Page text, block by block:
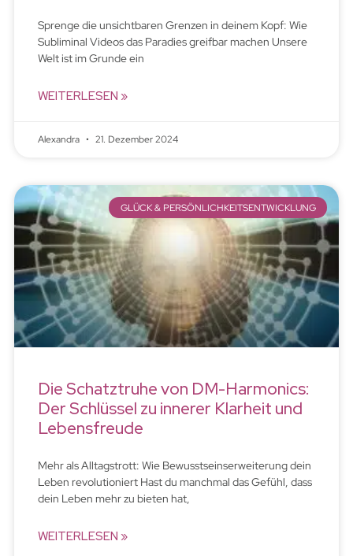
Sprenge die unsichtbaren Grenzen in deinem Kopf: Wie
Subliminal Videos das Paradies greifbar machen Unsere
Welt ist im Grunde ein
WEITERLESEN »
Alexandra 21. Dezember 2024
GLÜCK & PERSÖNLICHKEITSENTWICKLUNG
Die Schatztruhe von DM-Harmonics:
Der Schlüssel zu innerer Klarheit und
Lebensfreude
Mehr als Alltagstrott: Wie Bewusstseinserweiterung dein
Leben revolutioniert Hast du manchmal das Gefühl, dass
dein Leben mehr zu bieten hat,
WEITERLESEN »